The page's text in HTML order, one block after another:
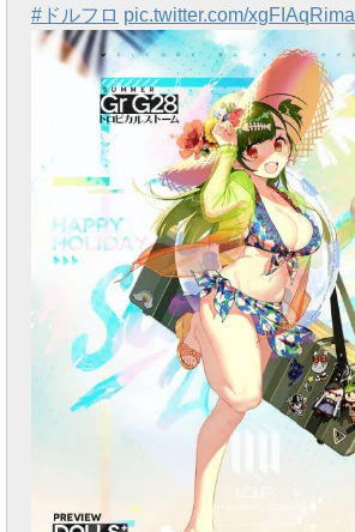
#ドルフロ pic.twitter.com/xgFIAqRima